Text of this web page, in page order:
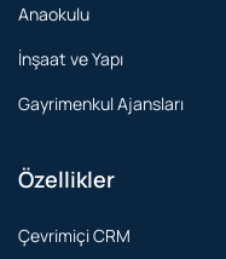
Anaokulu
İnşaat ve Yapı
Gayrimenkul Ajansları
Özellikler
Çevrimiçi CRM